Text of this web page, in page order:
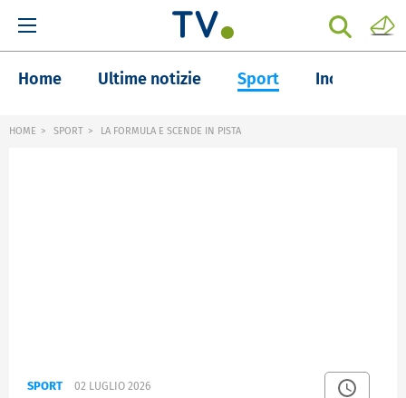
Home Ultime notizie Sport Inchieste
HOME SPORT LA FORMULA E SCENDE IN PISTA
SPORT 02 LUGLIO 2026